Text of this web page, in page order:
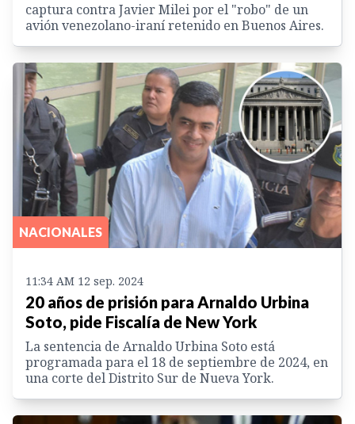
captura contra Javier Milei por el "robo" de un
avión venezolano-iraní retenido en Buenos Aires.
NACIONALES
11:34 AM 12 sep. 2024
20 años de prisión para Arnaldo Urbina
Soto, pide Fiscalía de New York
La sentencia de Arnaldo Urbina Soto está
programada para el 18 de septiembre de 2024, en
una corte del Distrito Sur de Nueva York.